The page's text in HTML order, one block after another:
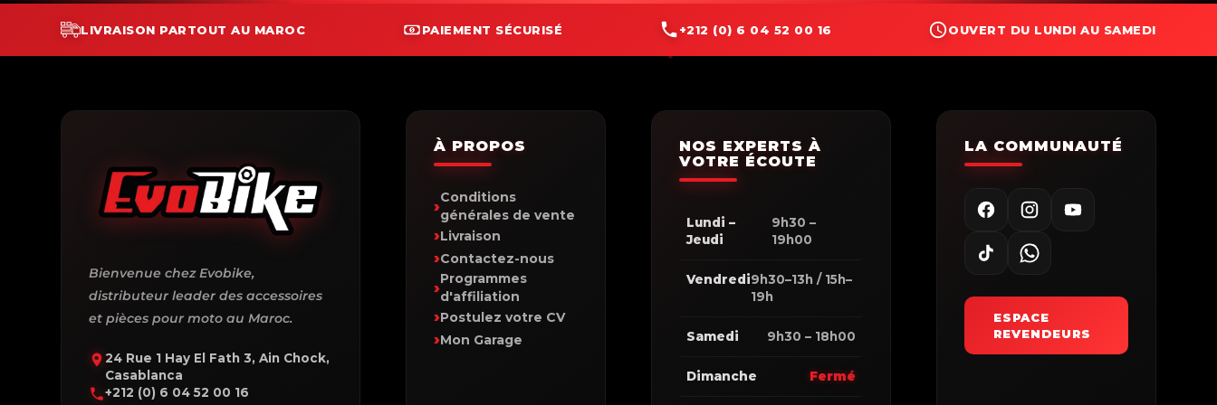
LIVRAISON PARTOUT AU MAROC PAIEMENT SÉCURISÉ +212 (0) 6 04 52 00 16 OUVERT DU LUNDI AU SAMEDI
Bienvenue chez Evobike,
distributeur leader des accessoires
et pièces pour moto au Maroc.
24 Rue 1 Hay El Fath 3, Ain Chock,
Casablanca
+212 (0) 6 04 52 00 16
À PROPOS
Conditions
générales de vente
Livraison
Contactez-nous
Programmes
d'affiliation
Postulez votre CV
Mon Garage
NOS EXPERTS À
VOTRE ÉCOUTE
Lundi –
Jeudi
9h30 –
19h00
Vendredi9h30–13h / 15h–
19h
Samedi 9h30 – 18h00
Dimanche Fermé
LA COMMUNAUTÉ
ESPACE
REVENDEURS